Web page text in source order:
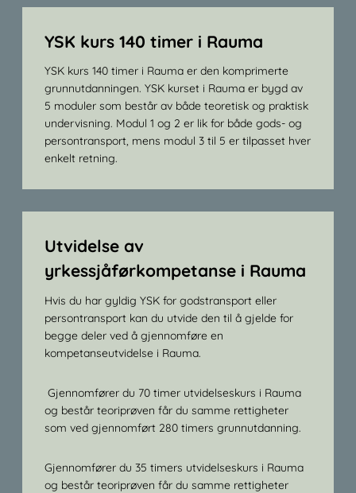
YSK kurs 140 timer i Rauma
YSK kurs 140 timer i Rauma er den komprimerte
grunnutdanningen. YSK kurset i Rauma er bygd av
5 moduler som består av både teoretisk og praktisk
undervisning. Modul 1 og 2 er lik for både gods- og
persontransport, mens modul 3 til 5 er tilpasset hver
enkelt retning.
Utvidelse av
yrkessjåførkompetanse i Rauma
Hvis du har gyldig YSK for godstransport eller
persontransport kan du utvide den til å gjelde for
begge deler ved å gjennomføre en
kompetanseutvidelse i Rauma.
Gjennomfører du 70 timer utvidelseskurs i Rauma
og består teoriprøven får du samme rettigheter
som ved gjennomført 280 timers grunnutdanning.
Gjennomfører du 35 timers utvidelseskurs i Rauma
og består teoriprøven får du samme rettigheter